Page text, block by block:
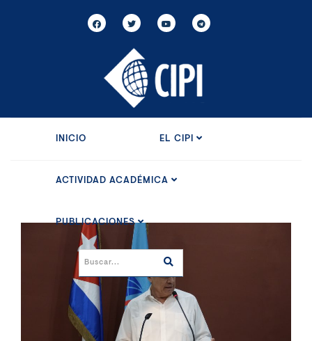
INICIO EL CIPI
ACTIVIDAD ACADÉMICA
PUBLICACIONES